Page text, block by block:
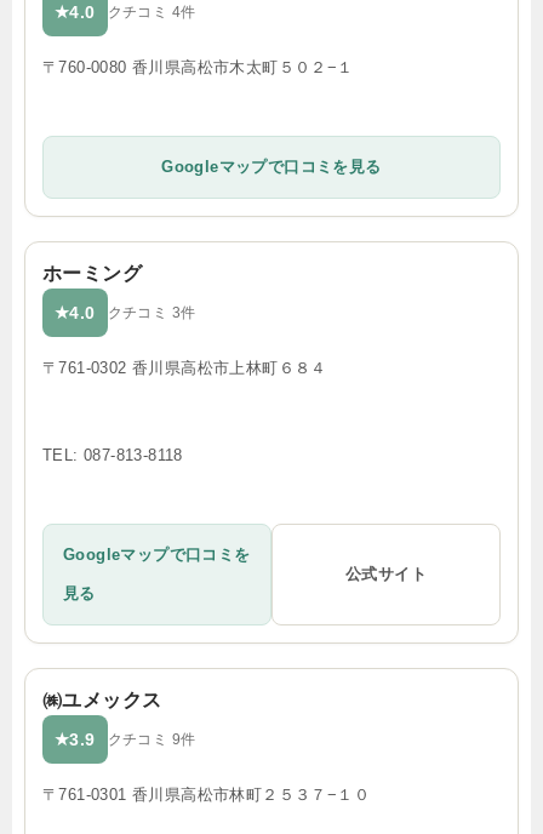
★4.0 クチコミ 4件
〒760-0080 香川県高松市木太町５０２−１
Googleマップで口コミを見る
ホーミング
★4.0 クチコミ 3件
〒761-0302 香川県高松市上林町６８４
TEL: 087-813-8118
Googleマップで口コミを
見る
公式サイト
㈱ユメックス
★3.9 クチコミ 9件
〒761-0301 香川県高松市林町２５３７−１０